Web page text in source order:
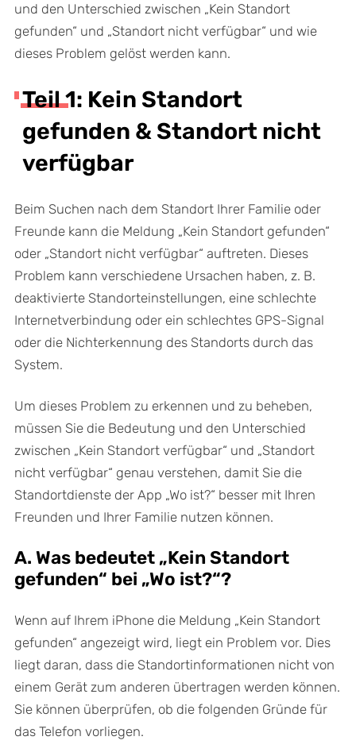
und den Unterschied zwischen „Kein Standort
gefunden“ und „Standort nicht verfügbar“ und wie
dieses Problem gelöst werden kann.
Teil 1: Kein Standort
gefunden & Standort nicht
verfügbar
Beim Suchen nach dem Standort Ihrer Familie oder
Freunde kann die Meldung „Kein Standort gefunden“
oder „Standort nicht verfügbar“ auftreten. Dieses
Problem kann verschiedene Ursachen haben, z. B.
deaktivierte Standorteinstellungen, eine schlechte
Internetverbindung oder ein schlechtes GPS-Signal
oder die Nichterkennung des Standorts durch das
System.
Um dieses Problem zu erkennen und zu beheben,
müssen Sie die Bedeutung und den Unterschied
zwischen „Kein Standort verfügbar“ und „Standort
nicht verfügbar“ genau verstehen, damit Sie die
Standortdienste der App „Wo ist?“ besser mit Ihren
Freunden und Ihrer Familie nutzen können.
A. Was bedeutet „Kein Standort
gefunden“ bei „Wo ist?“?
Wenn auf Ihrem iPhone die Meldung „Kein Standort
gefunden“ angezeigt wird, liegt ein Problem vor. Dies
liegt daran, dass die Standortinformationen nicht von
einem Gerät zum anderen übertragen werden können.
Sie können überprüfen, ob die folgenden Gründe für
das Telefon vorliegen.